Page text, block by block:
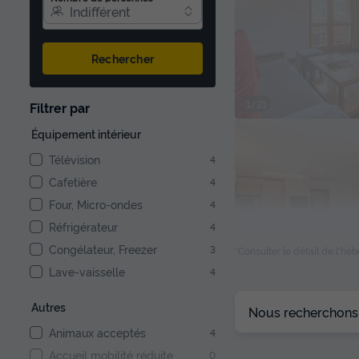
Indifférent
Rechercher
Filtrer par
Équipement intérieur
Télévision
4
Cafetière 4
Four, Micro-ondes 4
Réfrigérateur 4
Congélateur, Freezer 3
Lave-vaisselle 4
Autres
Animaux acceptés
4
Accueil mobilité réduite 0
Nous